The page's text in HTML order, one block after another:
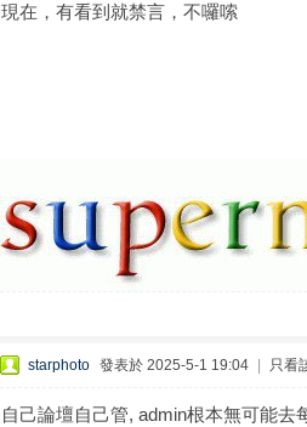
現在，有看到就禁言，不囉嗦
starphoto 發表於 2025-5-1 19:04 只看
自己論壇自己管, admin根本無可能去